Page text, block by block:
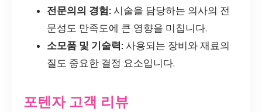
전문의의 경험: 시술을 담당하는 의사의 전
문성도 만족도에 큰 영향을 미칩니다.
소모품 및 기술력: 사용되는 장비와 재료의
질도 중요한 결정 요소입니다.
포텐자 고객 리뷰